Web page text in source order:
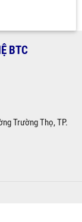
BTC
Trường Thọ, TP.